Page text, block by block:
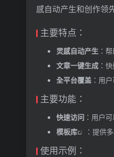
感自动产生和创作领
主要特点：
灵感自动产生 ：
文章一键生成 ：
全平台覆盖 ：用
主要功能：
快速访问 ：用户
模板库
：提供
使用示例：